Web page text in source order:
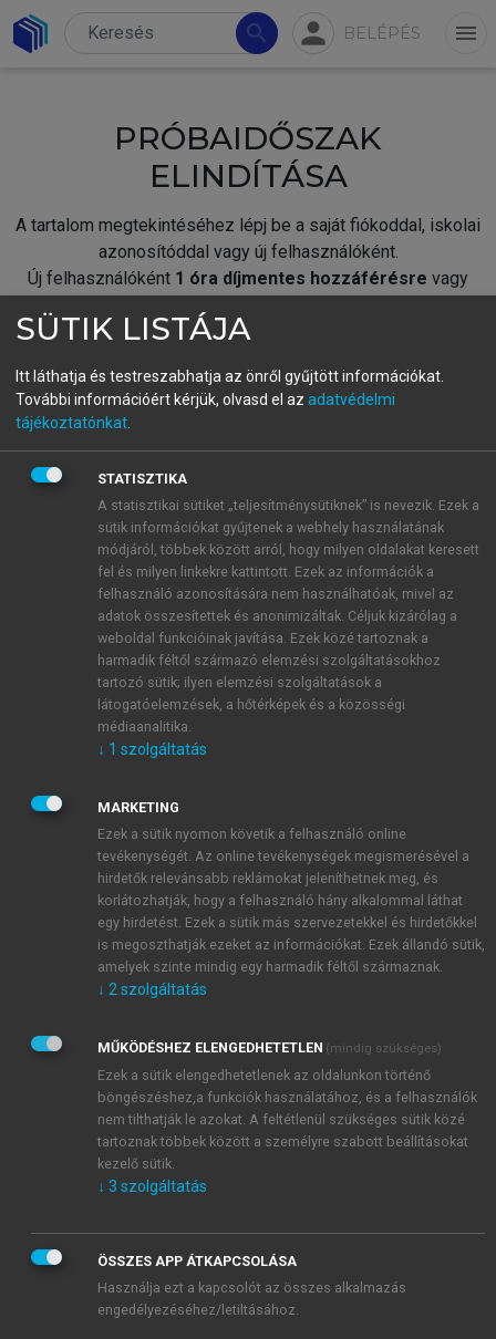
search person BELÉPÉS menu
PRÓBAIDŐSZAK
ELINDÍTÁSA
A tartalom megtekintéséhez lépj be a saját fiókoddal, iskolai
azonosítóddal vagy új felhasználóként.
Új felhasználóként 1 óra díjmentes hozzáférésre vagy
fiókoddal,vagy hozz létre új fiókot.
A regisztráció után apróbaidőszakautomatikusan
BELÉPÉS SAJÁT FIÓKKAL
ÚJ FIÓK LÉTREHOZÁSA
1 óra díjmentes hozzáférés
E-MAIL-CÍM
JELSZÓ
JELSZÓ ÚJRA
Kérek értesítést a MeRSZ újdonságairól, akcióiról.
Kérek értesítést az Akadémiai Kiadó Zrt. újdonságairól,
Adatkezelési tájékoztatóbanfoglaltakat tudomásul
veszem és elfogadom.
Általános vásárlási feltételeket, valamint a szotar.netés a
mersz.huoldalak licencszerződéseiben foglaltakat
tudomásul veszem és elfogadom.
KIPRÓBÁLOM
SÜTIK LISTÁJA
Itt láthatja és testreszabhatja az önről gyűjtött információkat.
További információért kérjük, olvasd el az adatvédelmi
tájékoztatónkat
STATISZTIKA
A statisztikai sütiket „teljesítménysütiknek” is nevezik. Ezek a
sütik információkat gyűjtenek a webhely használatának
módjáról, többek között arról, hogy milyen oldalakat keresett
fel és milyen linkekre kattintott. Ezek az információk a
felhasználó azonosítására nem használhatóak, mivel az
adatok összesítettek és anonimizáltak. Céljuk kizárólag a
weboldal funkcióinak javítása. Ezek közé tartoznak a
harmadik féltől származó elemzési szolgáltatásokhoz
tartozó sütik; ilyen elemzési szolgáltatások a
látogatóelemzések, a hőtérképek és a közösségi
médiaanalitika.
↓ 1 szolgáltatás
MARKETING
Ezek a sütik nyomon követik a felhasználó online
tevékenységét. Az online tevékenységek megismerésével a
hirdetők relevánsabb reklámokat jeleníthetnek meg, és
korlátozhatják, hogy a felhasználó hány alkalommal láthat
egy hirdetést. Ezek a sütik más szervezetekkel és hirdetőkkel
is megoszthatják ezeket az információkat. Ezek állandó sütik,
amelyek szinte mindig egy harmadik féltől származnak.
↓ 2 szolgáltatás
MŰKÖDÉSHEZ ELENGEDHETETLEN (mindig szükséges)
Ezek a sütik elengedhetetlenek az oldalunkon történő
böngészéshez,a funkciók használatához, és a felhasználók
nem tilthatják le azokat. A feltétlenül szükséges sütik közé
tartoznak többek között a személyre szabott beállításokat
kezelő sütik.
↓ 3 szolgáltatás
ÖSSZES APP ÁTKAPCSOLÁSA
Használja ezt a kapcsolót az összes alkalmazás
engedélyezéséhez/letiltásához.